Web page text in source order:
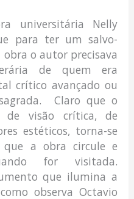
universitária Nelly
para ter um salvo-
o autor precisava
de quem era
crítico avançado ou
Claro que o
de visão crítica, de
estéticos, torna-se
a obra circule e
for visitada.
que ilumina a
observa Octavio